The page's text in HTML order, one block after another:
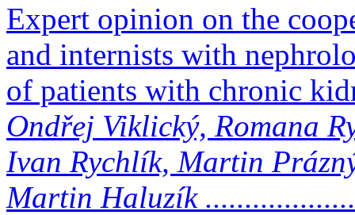
Expert opinion on the
and internists with
of patients with chronic
Ondřej Viklický, Romana
Ivan Rychlík, Martin
Martin Haluzík